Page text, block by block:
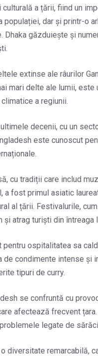
a țării, fiind un
dar și printr-o
găzduiește și
extinse ale râurilor
mari delte ale lumii,
a regiunii.
decenii, cu un
este cunoscut
cu tradiții care includ
a fost primul asiatic
al țării. Festivalurile,
atrag turiști din întreaga
ospitalitatea sa
condimente intense și
tipuri de curry.
se confruntă cu
afectează frecvent
legate de
diversitate remarcabilă,